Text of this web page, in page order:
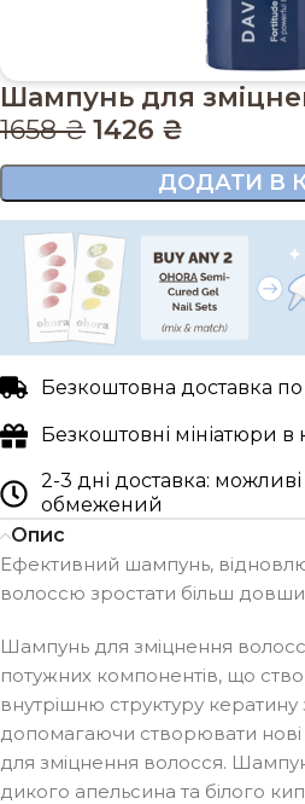
Шампунь для
1658₴ 1426 ₴
ДОДАТИ В
Безкоштовна доставка по
Безкоштовні мініатюри
2-3 дні доставка:
обмежений
Опис
Ефективний шампунь,
волоссю зростати більш
Шампунь для зміцнення
потужних компонентів, що
внутрішню структуру кератину
допомагаючи створювати нові
для зміцнення волосся.
дикого апельсина та білого